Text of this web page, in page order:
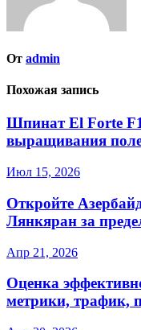
От admin
Похожая запись
Шпинат El Forte
выращивания
Июл 15, 2026
Откройте
Лянкяран за
Апр 21, 2026
Оценка
метрики, трафик,